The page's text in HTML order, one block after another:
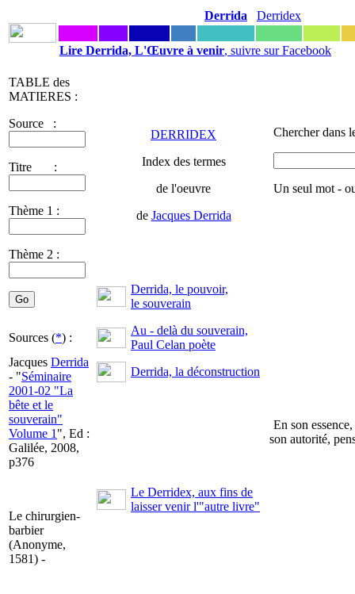
Derrida Derridex
Lire Derrida, L'Œuvre à venir, suivre sur Facebook
TABLE des
MATIERES :
Source :
Titre :
Thème 1 :
Thème 2 :
DERRIDEX
Index des termes
de l'oeuvre
de Jacques Derrida
Chercher dans
Un seul mot -
Derrida, le pouvoir,
le souverain
Sources (*) :
Au - delà du souverain,
Paul Celan poète
Jacques Derrida
- "Séminaire
2001-02 "La
bête et le
souverain"
Volume 1 ", Ed :
Galilée, 2008,
p376
Le chirurgien-
barbier
(Anonyme,
1581) -
Derrida, la déconstruction
En son
son autorité,
Le Derridex, aux fins de
laisser venir l'"autre livre"